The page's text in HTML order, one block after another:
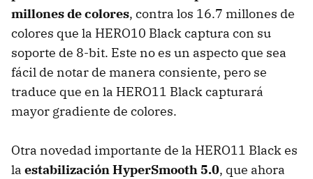
millones de colores, contra los 16.7 millones de
colores que la HERO10 Black captura con su
soporte de 8-bit. Este no es un aspecto que sea
fácil de notar de manera consiente, pero se
traduce que en la HERO11 Black capturará
mayor gradiente de colores.
Otra novedad importante de la HERO11 Black es
la estabilización HyperSmooth 5.0, que ahora